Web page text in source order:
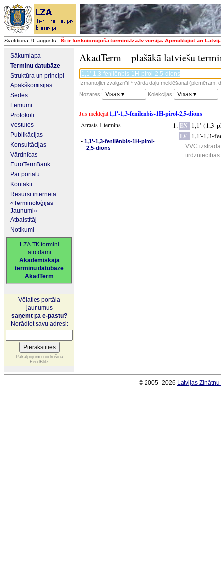
Svētdiena, 9. augusts Šī ir funkcionējoša termini.lza.lv versija. Apmeklējiet arī
Sākumlapa
Terminu datubāze
Struktūra un principi
Apakškomisijas
Sēdes
Lēmumi
Protokoli
Vēstules
Publikācijas
Konsultācijas
Vārdnīcas
EuroTermBank
Par portālu
Kontakti
Resursi internetā
«Terminoloģijas
Jaunumi»
Atbalstītāji
Notikumi
LZA TK termini
atrodami
Akadēmiskajā
terminu datubāzē
AkadTerm
Vēlaties portāla
jaunumus
saņemt pa e-pastu?
Norādiet savu adresi:
Pakalpojumu nodrošina
FeedBlitz
AkadTerm – plašākā latviešu
Izmantojiet zvaigznīti * vārda daļu meklēšanai (piemēram,
Nozares:
Visas ▾ Kolekcijas: Visas ▾
Jūs meklējāt 1,1'-1,3-fenilēnbis-1H-pirol-2,5-dions
Atrasts 1 termins
▪ 1,1'-1,3-fenilēnbis-1H-pirol-
2,5-dions
EN 1,1'-(1,3-
LV 1,1'-1,3-
VVC
tirdzniecības
© 2005–2026 Latvijas